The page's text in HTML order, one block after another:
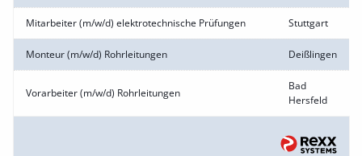
Mitarbeiter (m/w/d) elektrotechnische Prüfungen Stuttgart
Monteur (m/w/d) Rohrleitungen Deißlingen
Vorarbeiter (m/w/d) Rohrleitungen
Bad
Hersfeld